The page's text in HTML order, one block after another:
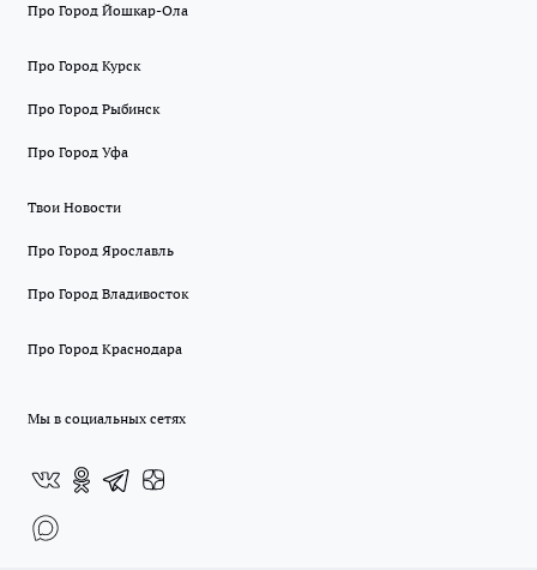
Про Город Йошкар-Ола
Про Город Курск
Про Город Рыбинск
Про Город Уфа
Твои Новости
Про Город Ярославль
Про Город Владивосток
Про Город Краснодара
Мы в социальных сетях